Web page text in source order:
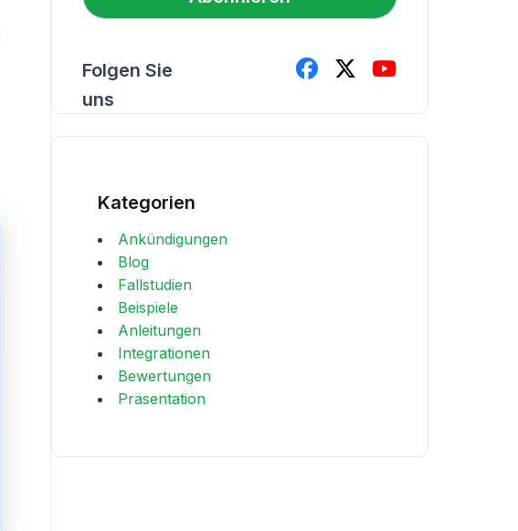
Folgen Sie
uns
Kategorien
Ankündigungen
Blog
Fallstudien
Beispiele
Anleitungen
Integrationen
Bewertungen
Präsentation